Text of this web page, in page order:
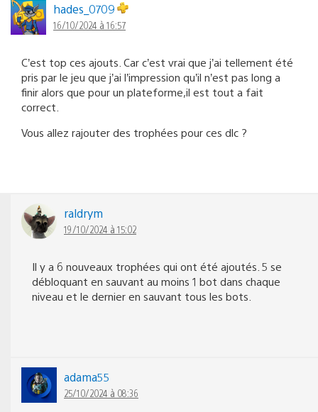
hades_0709
16/10/2024 à 16:57
C’est top ces ajouts. Car c’est vrai que j’ai tellement été
pris par le jeu que j’ai l’impression qu’il n’est pas long a
finir alors que pour un plateforme,il est tout a fait
correct.
Vous allez rajouter des trophées pour ces dlc ?
raldrym
19/10/2024 à 15:02
Il y a 6 nouveaux trophées qui ont été ajoutés. 5 se
débloquant en sauvant au moins 1 bot dans chaque
niveau et le dernier en sauvant tous les bots.
adama55
25/10/2024 à 08:36